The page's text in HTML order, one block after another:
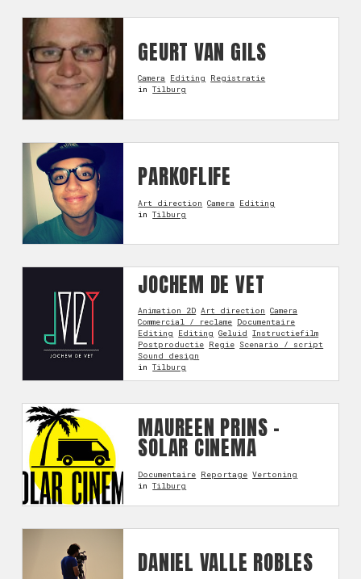
GEURT VAN GILS
Camera Editing
Registratie
inTilburg
PARKOFLIFE
Art direction Camera
Editing
inTilburg
JOCHEM DE VET
Animation 2D Art direction Camera
Commercial / reclame Documentaire
Editing
Editing Geluid Instructiefilm
Postproductie Regie Scenario / script
Sound design
inTilburg
MAUREEN PRINS -
SOLAR CINEMA
Documentaire Reportage Vertoning
inTilburg
DANIEL VALLE ROBLES